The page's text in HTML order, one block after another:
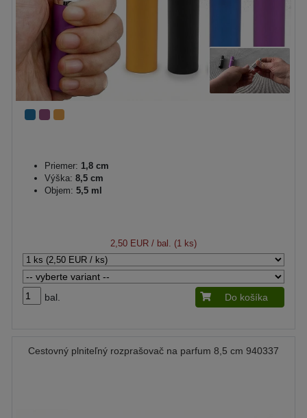
Priemer: 1,8 cm
Výška: 8,5 cm
Objem: 5,5 ml
2,50 EUR / bal. (1 ks)
bal. Do košíka
Cestovný plniteľný rozprašovač na parfum 8,5 cm 940337